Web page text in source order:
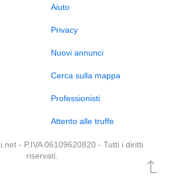
Aiuto
Privacy
Nuovi annunci
Cerca sulla mappa
Professionisti
Attento alle truffe
- P.IVA 06109620820 - Tutti i diritti
riservati.